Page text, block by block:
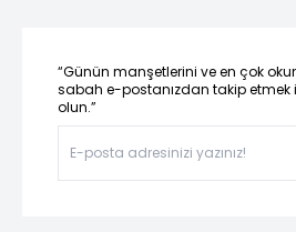
“Günün manşetlerini ve en çok
sabah e-postanızdan takip etmek
olun.”